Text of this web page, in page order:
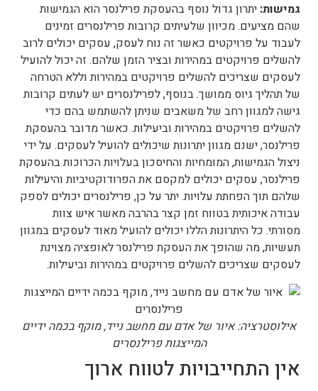
גמישות: יתרון גדול נוסף בהעסקת פרילנסר הוא הגמישות
שהם מציעים. מכיוון שלעיתים קרובות פרילנסרים זמינים
לעבוד על פרויקטים כאשר זה נוח לעסק, עסקים יכולים לרוב
להשלים פרויקטים במהירות ובציר הזמן שלהם. זה יכול להועיל
לעסקים שצריכים להשלים פרויקטים במהירות וללא הטרחה
של תהליך גיוס ממושך. בנוסף, לפרילנסרים יש לעתים קרובות
גישה למגוון רחב של משאבים שניתן להשתמש בהם כדי
להשלים פרויקטים במהירות וביעילות. כאשר מדובר בהעסקת
פרילנסר, ישנם מגוון יתרונות שיכולים להועיל לעסקים. על ידי
ניצול הגמישות, המומחיות והחיסכון בעלויות הכרוכות בהעסקת
פרילנסר, עסקים יכולים למקסם את הפרודוקטיביות והיעילות
שלהם תוך הפחתת עלויות. יתר על כן, פרילנסרים יכולים לספק
עבודה איכותית בטווח זמן קצר בהרבה מאשר איש צוות
מסורתי. כל היתרונות הללו יכולים להועיל מאוד לעסקים במגוון
תעשיות, מה שהופך את העסקת פרילנסר לאופציה מצוינת
לעסקים שצריכים להשלים פרויקטים במהירות וביעילות.
אילוסטרציה: איור של אדם עם מחשב נייד, מוקף בכמה ידיים
המייצגות פרילנסרים
אין התחייבויות לטווח ארוך